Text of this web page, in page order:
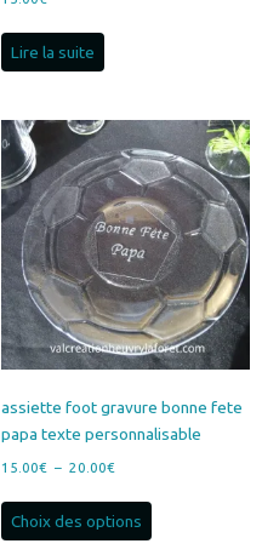
Lire la suite
assiette foot gravure bonne fete
papa texte personnalisable
15.00€ – 20.00€Plage
prix :
15.00€
Choix des options
Ce